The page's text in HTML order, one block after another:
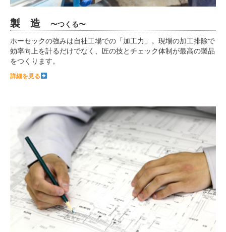
製 造 〜つくる〜
ホーセックの強みは自社工場での「加工力」。現場の加工排除で
効率向上を計るだけでなく、匠の技とチェック体制が最高の製品
をつくります。
詳細を見る